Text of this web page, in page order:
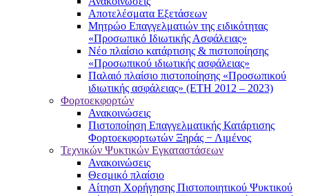
Αποτελέσματα Εξετάσεων
Μητρώο Επαγγελματιών της ειδικότητας
«Προσωπικό Ιδιωτικής Ασφάλειας»
Νέο πλαίσιο κατάρτισης & πιστοποίησης
«Προσωπικού ιδιωτικής ασφάλειας»
Παλαιό πλαίσιο πιστοποίησης «Προσωπικού
ιδιωτικής ασφάλειας» (ΕΤΗ 2012 – 2023)
Φορτοεκφορτών
Ανακοινώσεις
Πιστοποίηση Επαγγελματικής Κατάρτισης
Φορτοεκφορτωτών Ξηράς − Λιμένος
Τεχνικών Ψυκτικών Εγκαταστάσεων
Ανακοινώσεις
Θεσμικό πλαίσιο
Αίτηση Χορήγησης Πιστοποιητικού Ψυκτικού